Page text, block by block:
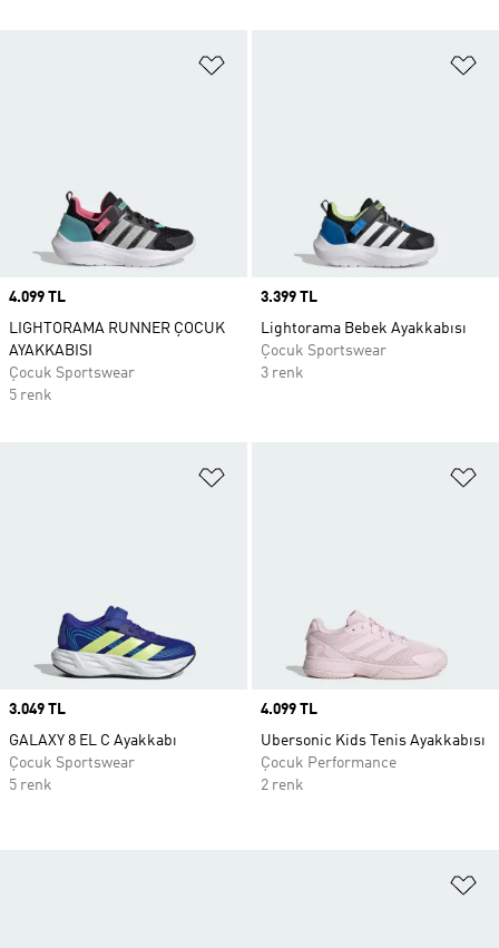
Price
4.099 TL
LIGHTORAMA RUNNER ÇOCUK
AYAKKABISI
Çocuk Sportswear
5 renk
Price
3.399 TL
Lightorama Bebek Ayakkabısı
Çocuk Sportswear
3 renk
Price
3.049 TL
GALAXY 8 EL C Ayakkabı
Çocuk Sportswear
5 renk
Price
4.099 TL
Ubersonic Kids Tenis Ayakkabısı
Çocuk Performance
2 renk